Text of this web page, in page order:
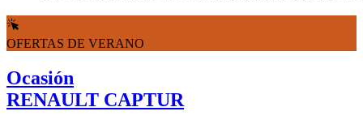
OFERTAS DE VERANO
Ocasión
RENAULT CAPTUR